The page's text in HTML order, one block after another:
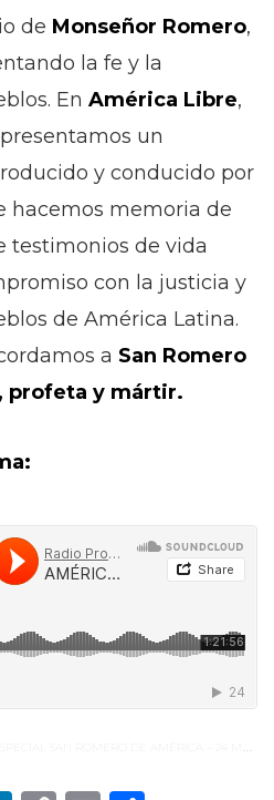
de Monseñor Romero,
la fe y la
En América Libre,
un
y conducido por
hacemos memoria de
testimonios de vida
con la justicia y
de América Latina.
a San Romero
profeta y mártir.